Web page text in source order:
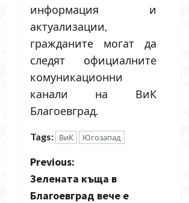
информация и
актуализации,
гражданите могат да
следят официалните
комуникационни
канали на ВиК
Благоевград.
Tags: ВиК Югозапад
P
o
Previous:
Зелената къща в
Благоевград вече е